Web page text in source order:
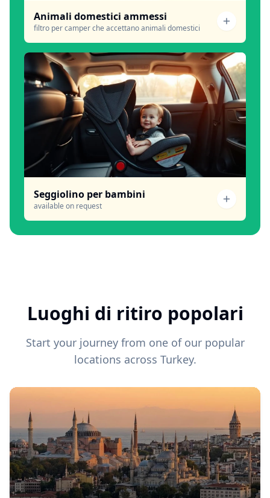
Animali domestici ammessi
filtro per camper che accettano animali domestici
Seggiolino per bambini
available on request
Luoghi di ritiro popolari
Start your journey from one of our popular
locations across Turkey.